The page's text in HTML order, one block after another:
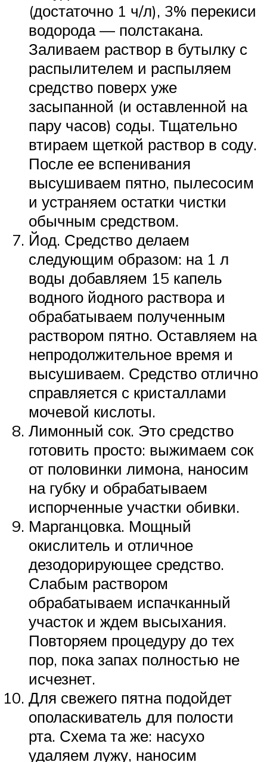
(достаточно 1 ч/л), 3% перекиси
водорода — полстакана.
Заливаем раствор в бутылку с
распылителем и распыляем
средство поверх уже
засыпанной (и оставленной на
пару часов) соды. Тщательно
втираем щеткой раствор в соду.
После ее вспенивания
высушиваем пятно, пылесосим
и устраняем остатки чистки
обычным средством.
Йод. Средство делаем
следующим образом: на 1 л
воды добавляем 15 капель
водного йодного раствора и
обрабатываем полученным
раствором пятно. Оставляем на
непродолжительное время и
высушиваем. Средство отлично
справляется с кристаллами
мочевой кислоты.
Лимонный сок. Это средство
готовить просто: выжимаем сок
от половинки лимона, наносим
на губку и обрабатываем
испорченные участки обивки.
Марганцовка. Мощный
окислитель и отличное
дезодорирующее средство.
Слабым раствором
обрабатываем испачканный
участок и ждем высыхания.
Повторяем процедуру до тех
пор, пока запах полностью не
исчезнет.
Для свежего пятна подойдет
ополаскиватель для полости
рта. Схема та же: насухо
удаляем лужу, наносим